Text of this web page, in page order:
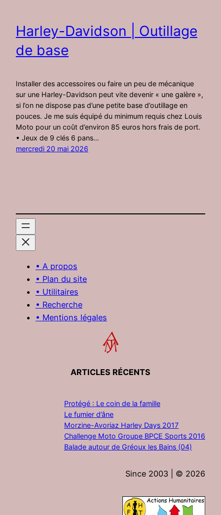
Harley-Davidson | Outillage
de base
Installer des accessoires ou faire un peu de mécanique
sur une Harley-Davidson peut vite devenir « une galère »,
si l’on ne dispose pas d’une petite base d’outillage en
pouces. Je me suis équipé du minimum requis chez Louis
Moto pour un coût d’environ 85 euros hors frais de port.
• Jeux de 9 clés 6 pans…
mercredi 20 mai 2026
• A propos
• Plan du site
• Utilitaires
• Recherche
• Mentions légales
ARTICLES RÉCENTS
Protégé : Le coin de la famille
Le fumier d’âne
Morzine-Avoriaz Harley Days 2017
Challenge Moto Groupe BPCE Sports 2016
Balade autour de Gréoux les Bains (04)
Since 2003 | © 2026